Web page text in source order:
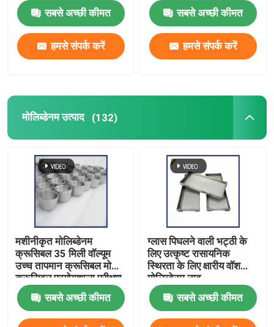
सबसे अच्छी कीमत
हमसे संपर्क करें
सबसे अच्छी कीमत
हमसे संपर्क करें
मोलिब्डेनम उत्पाद (132)
मशीनीकृत मोलिब्डेनम
क्रूसिबल 35 मिली वॉल्यूम
उच्च तापमान क्रूसिबल मो
क्रूसिबल प्रयोगशाला परीक्षण
मेल्टिंग क्रूसिबल के लिए
सबसे अच्छी कीमत
ग्लास पिघलने वाली भट्ठी के
लिए उत्कृष्ट रासायनिक
स्थिरता के लिए क्षारीय वॉश
मोलिब्डेनम नाव
सबसे अच्छी कीमत